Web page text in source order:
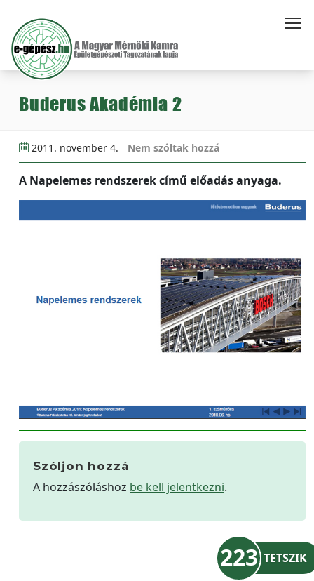
Buderus Akadémia 2
2011. november 4. Nem szóltak hozzá
A Napelemes rendszerek című előadás anyaga.
Szóljon hozzá
A hozzászóláshoz be kell jelentkezni.
223 TETSZIK